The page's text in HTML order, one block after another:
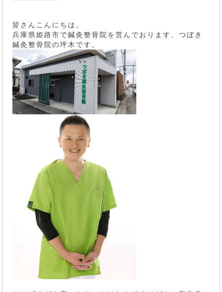
皆さんこんにちは。
兵庫県姫路市で鍼灸整骨院を営んでおります、つぼき
鍼灸整骨院の坪木です。